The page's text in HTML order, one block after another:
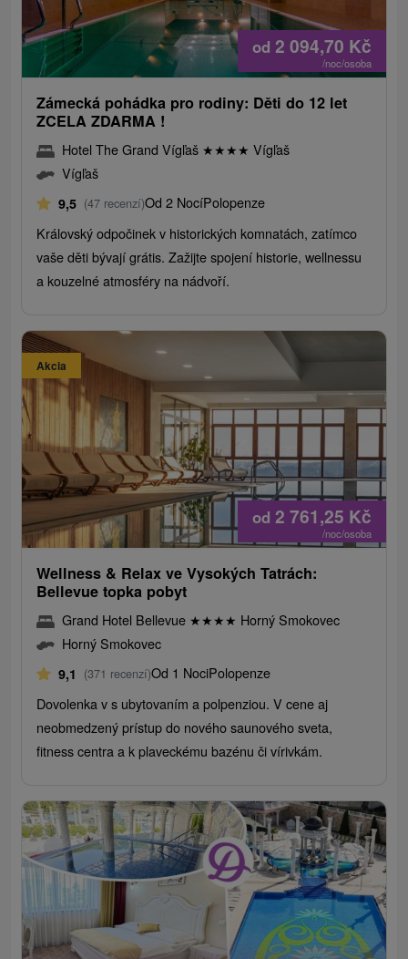
od 2 094,70 Kč
/noc/osoba
Zámecká pohádka pro rodiny: Děti do 12 let
ZCELA ZDARMA !
Hotel The Grand Vígľaš ★★★★ Vígľaš
Vígľaš
9,5 (47 recenzí)Od 2 NocíPolopenze
Královský odpočinek v historických komnatách, zatímco
vaše děti bývají grátis. Zažijte spojení historie, wellnessu
a kouzelné atmosféry na nádvoří.
Akcia
od 2 761,25 Kč
/noc/osoba
Wellness & Relax ve Vysokých Tatrách:
Bellevue topka pobyt
Grand Hotel Bellevue ★★★★ Horný Smokovec
Horný Smokovec
9,1 (371 recenzí)Od 1 NociPolopenze
Dovolenka v s ubytovaním a polpenziou. V cene aj
neobmedzený prístup do nového saunového sveta,
fitness centra a k plaveckému bazénu či vírivkám.